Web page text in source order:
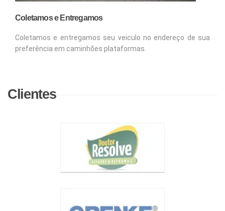
Coletamos e Entregamos
Coletamos e entregamos seu veiculo no endereço de sua
preferência em caminhões plataformas.
Clientes